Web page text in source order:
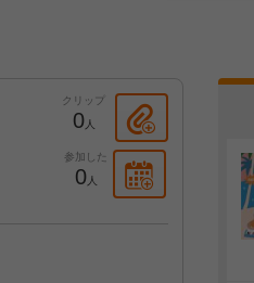
クリップ
0人
参加した
0人